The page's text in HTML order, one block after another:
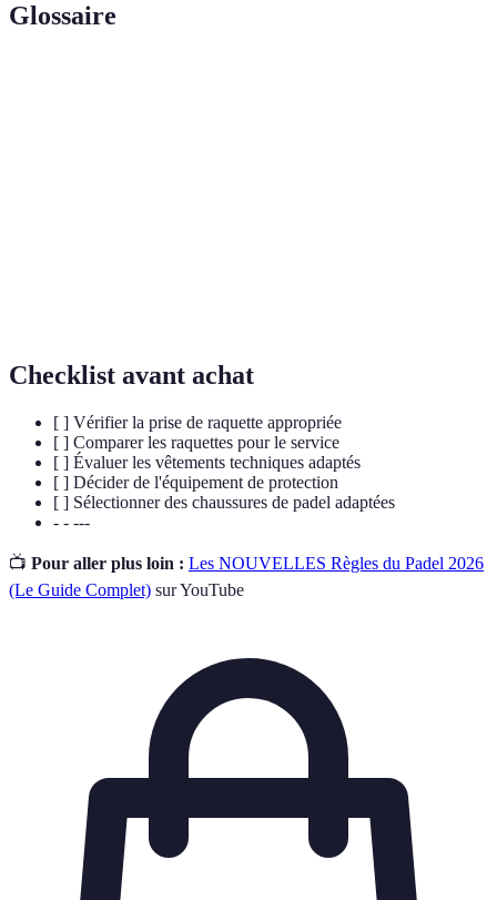
Glossaire
Checklist avant achat
[ ] Vérifier la prise de raquette appropriée
[ ] Comparer les raquettes pour le service
[ ] Évaluer les vêtements techniques adaptés
[ ] Décider de l'équipement de protection
[ ] Sélectionner des chaussures de padel adaptées
- - ---
📺 Pour aller plus loin : Les NOUVELLES Règles du Padel 2026
(Le Guide Complet) sur YouTube